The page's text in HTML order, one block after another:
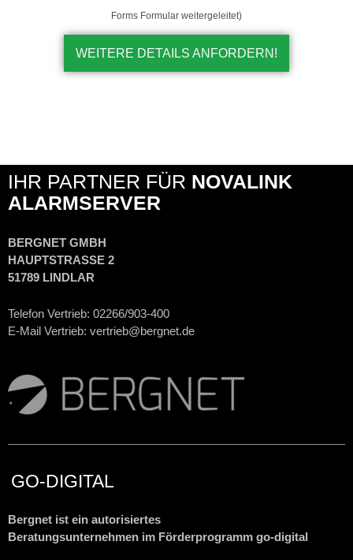
Forms Formular weitergeleitet)
WEITERE DETAILS ANFORDERN!
IHR PARTNER FÜR NOVALINK
ALARMSERVER
BERGNET GMBH
HAUPTSTRASSE 2
51789 LINDLAR
Telefon Vertrieb: 02266/903-400
E-Mail Vertrieb: vertrieb@bergnet.de
GO-DIGITAL
Bergnet ist ein autorisiertes
Beratungsunternehmen im Förderprogramm go-digital